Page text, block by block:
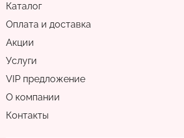
Каталог
Оплата и доставка
Акции
Услуги
VIP предложение
О компании
Контакты